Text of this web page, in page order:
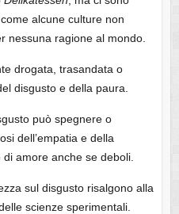
alcune culture non
nessuna ragione al mondo.
drogata, trasandata o
disgusto e della paura.
può spegnere o
dell’empatia e della
amore anche se deboli.
sul disgusto risalgono alla
scienze sperimentali.